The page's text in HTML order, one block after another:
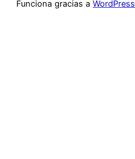
Funciona gracias a WordPress